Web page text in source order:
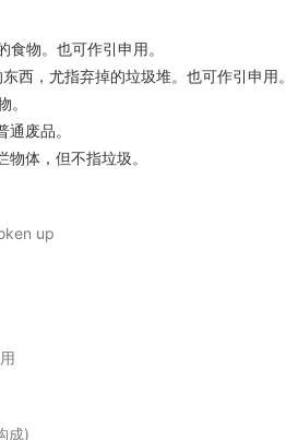
物。也可作引申用。
西，尤指弃掉的垃圾堆。也可作引申用。
。
废品。
体，但不指垃圾。
up
成)